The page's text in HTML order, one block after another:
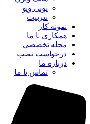
یونی ویو
نتربیت
نمونه کار
همکاری با ما
مجله تخصصی
درخواست نصب
درباره ما
تماس با ما